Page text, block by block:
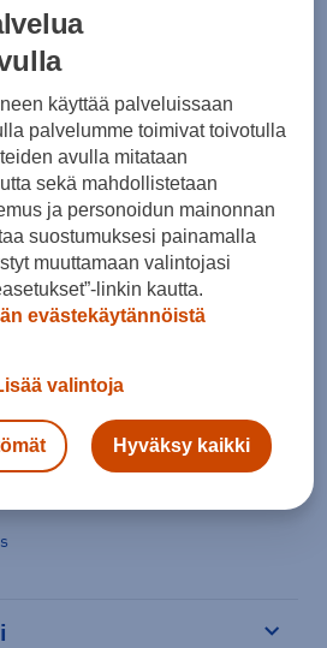
ostoskoriin
tilaa myymälästä
Myymälät: Saatavilla
myymäläsaatavuuden.
1-3 arkipäivää.
käyttää palveluissaan
palvelumme toimivat toivotulla
avulla mitataan
sekä mahdollistetaan
ja personoidun mainonnan
suostumuksesi painamalla
muuttamaan valintojasi
linkin kautta.
evästekäytännöistä
valintoja
Hyväksy kaikki